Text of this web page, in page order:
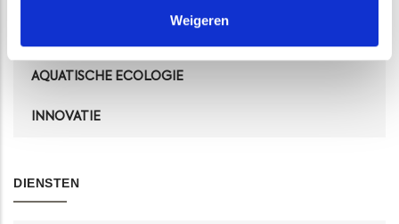
Weigeren
AQUATISCHE ECOLOGIE
INNOVATIE
DIENSTEN